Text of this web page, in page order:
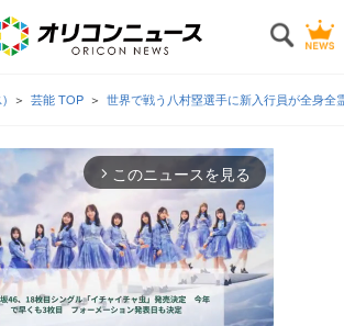
) 芸能 TOP 世界で戦う八村塁選手に新入行員が全身
arrow_forward_ios このニュースを見る